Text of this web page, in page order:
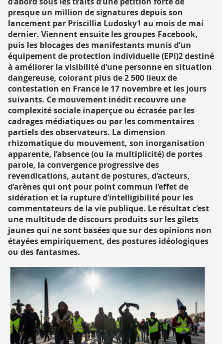
presque un million de signatures depuis son
lancement par Priscillia Ludosky1 au mois de mai
dernier. Viennent ensuite les groupes Facebook,
puis les blocages des manifestants munis d’un
équipement de protection individuelle (EPI)2 destiné
à améliorer la visibilité d’une personne en situation
dangereuse, colorant plus de 2 500 lieux de
contestation en France le 17 novembre et les jours
suivants. Ce mouvement inédit recouvre une
complexité sociale inaperçue ou écrasée par les
cadrages médiatiques ou par les commentaires
partiels des observateurs. La dimension
rhizomatique du mouvement, son inorganisation
apparente, l’absence (ou la multiplicité) de portes
parole, la convergence progressive des
revendications, autant de postures, d’acteurs,
d’arènes qui ont pour point commun l’effet de
sidération et la rupture d’intelligibilité pour les
commentateurs de la vie publique. Le résultat c’est
une multitude de discours produits sur les gilets
jaunes qui ne sont basées que sur des opinions non
étayées empiriquement, des postures idéologiques
ou des fantasmes.